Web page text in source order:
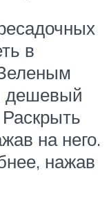
в
дешевый
на него.
нажав